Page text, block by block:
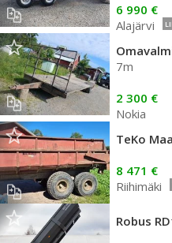
6 990 €
Alajärvi
7m
2 300 €
Nokia
TeKo
8 471 €
Riihimäki
Robus